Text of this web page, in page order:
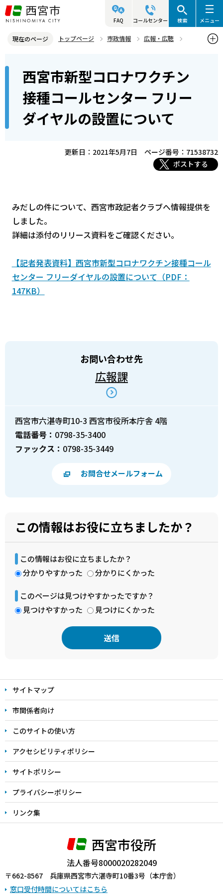
こ
の
ジ
す
FAQ コールセンター 検索 メニュー
現在のページ トップページ 市政情報
広報・広聴
西宮市新型コロナワクチン接種コールセンター フリーダイヤルの設
置について
ら
西宮市新型コロナワクチン
接種コールセンター フリー
ダイヤルの設置について
更新日：2021年5月7日
ページ番号：71538732
ポストする
みだしの件について、西宮市政記者クラブへ情報提供を
しました。
詳細は添付のリリース資料をご確認ください。
【記者発表資料】西宮市新型コロナワクチン接種コール
センター フリーダイヤルの設置について（PDF：
147KB）
お問い合わせ先
広報課
西宮市六湛寺町10-3 西宮市役所本庁舎 4階
電話番号： 0798-35-3400
ファックス： 0798-35-3449
お問合せメールフォーム
この情報はお役に立ちましたか？
この情報はお役に立ちましたか？
分かりやすかった
分かりにくかった
このページは見つけやすかったですか？
見つけやすかった
見つけにくかった
文
こ
こ
ま
で
サイトマップ
市関係者向け
このサイトの使い方
アクセシビリティポリシー
サイトポリシー
プライバシーポリシー
リンク集
西宮市役所
法人番号8000020282049
〒662-8567 兵庫県西宮市六湛寺町10番3号（本庁舎）
窓口受付時間についてはこちら